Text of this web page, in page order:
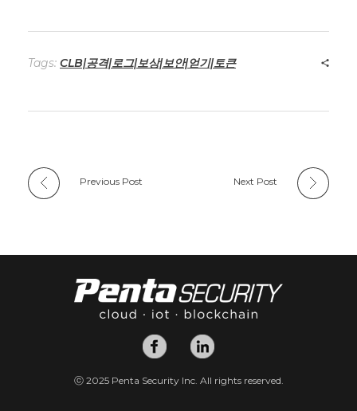
Tags: CLB|공격|로그|보상|보안|얻기|토큰
Previous Post Next Post
ⓒ 2025 Penta Security Inc. All rights reserved.